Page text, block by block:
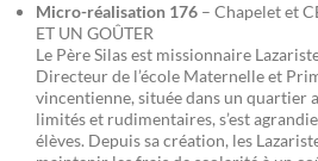
Micro-réalisation 176 – Chapelet et
ET UN GOÛTER
Le Père Silas est missionnaire
Directeur de l’école Maternelle et
vincentienne, située dans un quartier
limités et rudimentaires, s’est
élèves. Depuis sa création, les